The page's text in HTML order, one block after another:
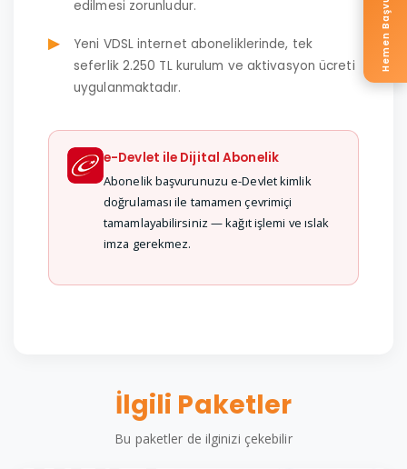
Hemen Başvur
edilmesi zorunludur.
Yeni VDSL internet aboneliklerinde, tek
seferlik 2.250 TL kurulum ve aktivasyon ücreti
uygulanmaktadır.
e-Devlet ile Dijital Abonelik
Abonelik başvurunuzu e-Devlet kimlik
doğrulaması ile tamamen çevrimiçi
tamamlayabilirsiniz — kağıt işlemi ve ıslak
imza gerekmez.
İlgili Paketler
Bu paketler de ilginizi çekebilir